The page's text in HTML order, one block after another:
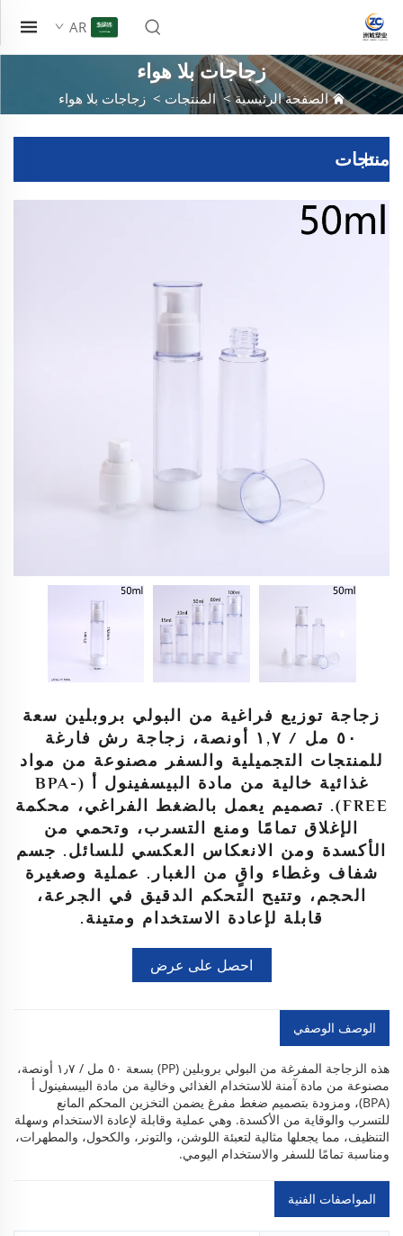
AR
زجاجات بلا هواء
الصفحة الرئيسية>المنتجات >زجاجات بلا هواء
منتجات
زجاجة توزيع فراغية من البولي بروبلين سعة
٥٠ مل / ١,٧ أونصة، زجاجة رش فارغة
للمنتجات التجميلية والسفر مصنوعة من مواد
غذائية خالية من مادة البيسفينول أ (BPA-
FREE). تصميم يعمل بالضغط الفراغي، محكمة
الإغلاق تمامًا ومنع التسرب، وتحمي من
الأكسدة ومن الانعكاس العكسي للسائل. جسم
شفاف وغطاء واقٍ من الغبار. عملية وصغيرة
الحجم، وتتيح التحكم الدقيق في الجرعة،
قابلة لإعادة الاستخدام ومتينة.
احصل على عرض
الوصف الوصفي
هذه الزجاجة المفرغة من البولي بروبلين (PP) بسعة ٥٠ مل / ١٫٧ أونصة،
مصنوعة من مادة آمنة للاستخدام الغذائي وخالية من مادة البيسفينول أ
(BPA)، ومزودة بتصميم ضغط مفرغ يضمن التخزين المحكم المانع
للتسرب والوقاية من الأكسدة. وهي عملية وقابلة لإعادة الاستخدام وسهلة
التنظيف، مما يجعلها مثالية لتعبئة اللوشن، والتونر، والكحول، والمطهرات،
ومناسبة تمامًا للسفر والاستخدام اليومي.
المواصفات الفنية